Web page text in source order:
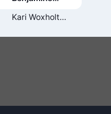
Kari Woxholt